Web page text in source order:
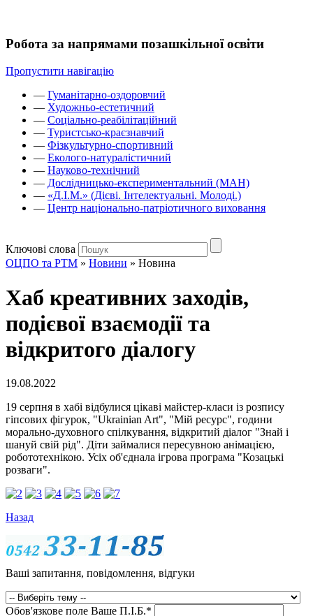
Робота за напрямами позашкільної освіти
Пропустити навігацію
— Гуманітарно-оздоровчий
— Художньо-естетичний
— Соціально-реабілітаційний
— Туристсько-краєзнавчий
— Фізкультурно-спортивний
— Еколого-натуралістичний
— Науково-технічний
— Дослідницько-експериментальний (МАН)
— «Д.І.М.» (Дієві. Інтелектуальні. Молоді.)
— Центр національно-патріотичного виховання
Ключові слова
ОЦПО та РТМ » Новини » Новина
Хаб креативних заходів,
подієвої взаємодії та
відкритого діалогу
19.08.2022
19 серпня в хабі відбулися цікаві майстер-класи із розпису
гіпсових фігурок, "Ukrainian Art", "Мій ресурс", години
морально-духовного спілкування, відкритий діалог "Знай і
шануй свій рід". Діти займалися пересувною анімацією,
робототехнікою. Усіх об'єднала ігрова програма "Козацькі
розваги".
Назад
Ваші запитання, повідомлення, відгуки
Обов'язкове поле Ваше П.I.Б.*